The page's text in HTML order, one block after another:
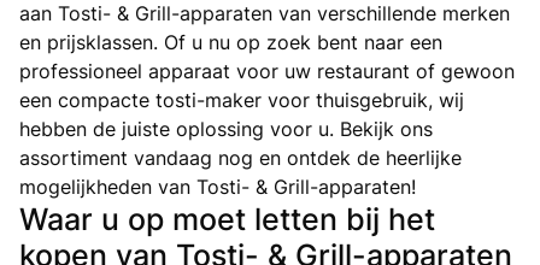
aan Tosti- & Grill-apparaten van verschillende merken
en prijsklassen. Of u nu op zoek bent naar een
professioneel apparaat voor uw restaurant of gewoon
een compacte tosti-maker voor thuisgebruik, wij
hebben de juiste oplossing voor u. Bekijk ons
assortiment vandaag nog en ontdek de heerlijke
mogelijkheden van Tosti- & Grill-apparaten!
Waar u op moet letten bij het
kopen van Tosti- & Grill-apparaten